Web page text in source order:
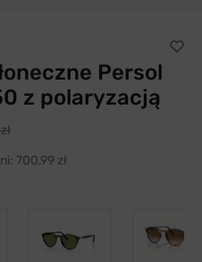
Persol
z polaryzacją
700,99 zł